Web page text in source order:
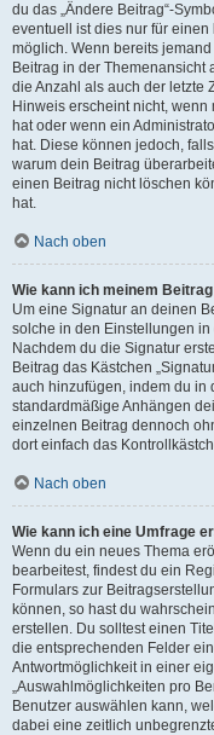
du das „Ändere Beitrag“-
eventuell ist dies nur für
möglich. Wenn bereits
Beitrag in der Themenansicht
die Anzahl als auch der letzte
Hinweis erscheint nicht,
hat oder wenn ein
hat. Diese können jedoch,
warum dein Beitrag
einen Beitrag nicht löschen
hat.
Nach oben
Wie kann ich meinem
Um eine Signatur an deinen
solche in den Einstellungen
Nachdem du die Signatur
Beitrag das Kästchen
auch hinzufügen, indem du in
standardmäßige Anhängen
einzelnen Beitrag dennoch
dort einfach das
Nach oben
Wie kann ich eine Umfrage
Wenn du ein neues Thema
bearbeitest, findest du ein
Formulars zur
können, so hast du
erstellen. Du solltest einen
die entsprechenden Felder
Antwortmöglichkeit in einer
„Auswahlmöglichkeiten pro
Benutzer auswählen kann,
dabei eine zeitlich